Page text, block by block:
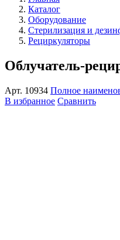
Каталог
Оборудование
Стерилизация и
Рециркуляторы
Облучатель-
Арт. 10934 Полное
В избранное Сравнить